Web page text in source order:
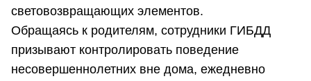
световозвращающих элементов.
Обращаясь к родителям, сотрудники ГИБДД
призывают контролировать поведение
несовершеннолетних вне дома, ежедневно